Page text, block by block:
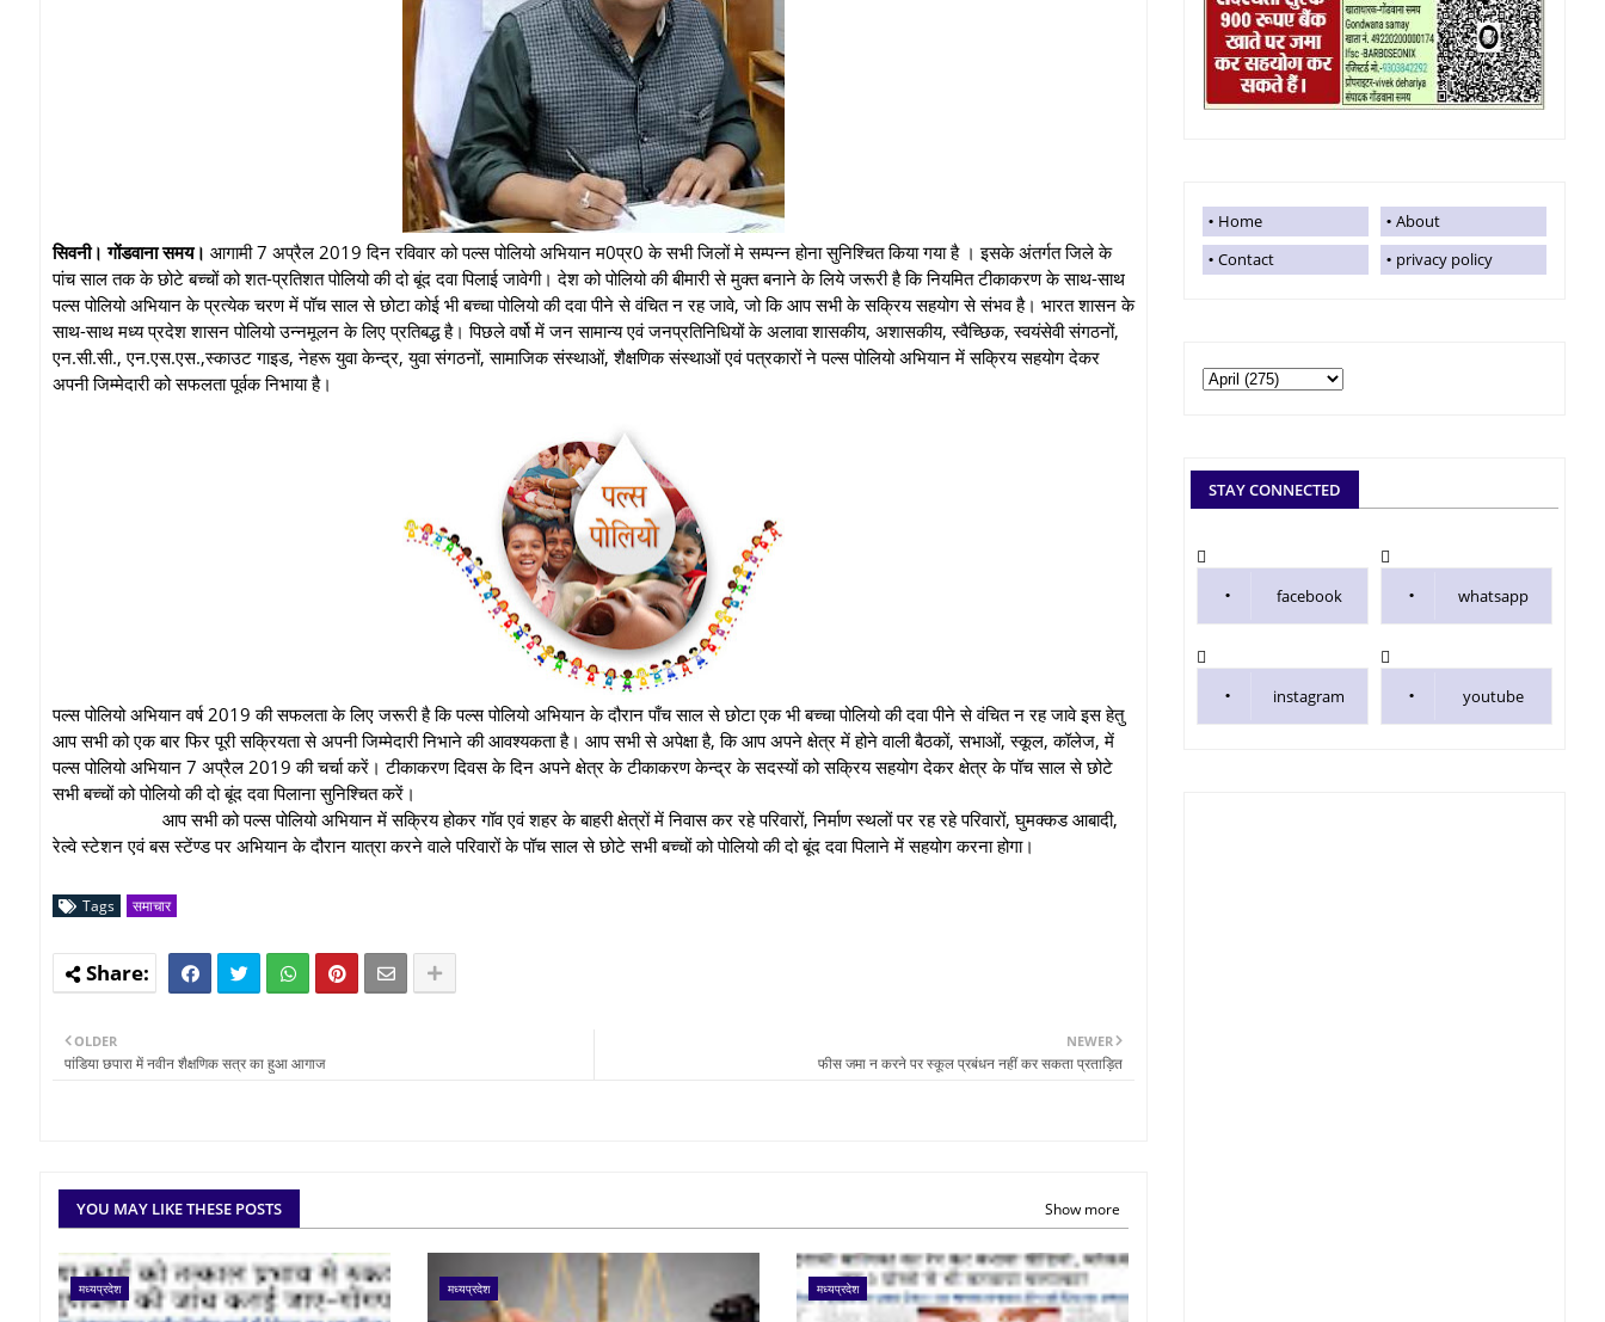
सिवनी। गोंडवाना समय। आगामी 7 अप्रैल 2019 दिन रविवार को पल्स पोलियो अभियान म0प्र0 के सभी जिलों मे सम्पन्न होना सुनिश्चित किया गया है । इसके अंतर्गत जिले के
पांच साल तक के छोटे बच्चों को शत-प्रतिशत पोलियो की दो बूंद दवा पिलाई जावेगी। देश को पोलियो की बीमारी से मुक्त बनाने के लिये जरूरी है कि नियमित टीकाकरण के साथ-साथ
पल्स पोलियो अभियान के प्रत्येक चरण में पॉच साल से छोटा कोई भी बच्चा पोलियो की दवा पीने से वंचित न रह जावे, जो कि आप सभी के सक्रिय सहयोग से संभव है। भारत शासन के
साथ-साथ मध्य प्रदेश शासन पोलियो उन्नमूलन के लिए प्रतिबद्ध है। पिछले वर्षो में जन सामान्य एवं जनप्रतिनिधियों के अलावा शासकीय, अशासकीय, स्वैच्छिक, स्वयंसेवी संगठनों,
एन.सी.सी., एन.एस.एस.,स्काउट गाइड, नेहरू युवा केन्द्र, युवा संगठनों, सामाजिक संस्थाओं, शैक्षणिक संस्थाओं एवं पत्रकारों ने पल्स पोलियो अभियान में सक्रिय सहयोग देकर
अपनी जिम्मेदारी को सफलता पूर्वक निभाया है।
पल्स पोलियो अभियान वर्ष 2019 की सफलता के लिए जरूरी है कि पल्स पोलियो अभियान के दौरान पाँच साल से छोटा एक भी बच्चा पोलियो की दवा पीने से वंचित न रह जावे इस हेतु
आप सभी को एक बार फिर पूरी सक्रियता से अपनी जिम्मेदारी निभाने की आवश्यकता है। आप सभी से अपेक्षा है, कि आप अपने क्षेत्र में होने वाली बैठकों, सभाओं, स्कूल, कॉलेज, में
पल्स पोलियो अभियान 7 अप्रैल 2019 की चर्चा करें। टीकाकरण दिवस के दिन अपने क्षेत्र के टीकाकरण केन्द्र के सदस्यों को सक्रिय सहयोग देकर क्षेत्र के पॉच साल से छोटे
सभी बच्चों को पोलियो की दो बूंद दवा पिलाना सुनिश्चित करें।
आप सभी को पल्स पोलियो अभियान में सक्रिय होकर गॉव एवं शहर के बाहरी क्षेत्रों में निवास कर रहे परिवारों, निर्माण स्थलों पर रह रहे परिवारों, घुमक्कड आबादी,
रेल्वे स्टेशन एवं बस स्टेंण्ड पर अभियान के दौरान यात्रा करने वाले परिवारों के पॉच साल से छोटे सभी बच्चों को पोलियो की दो बूंद दवा पिलाने में सहयोग करना होगा।
Tags समाचार
NEWER
फीस जमा न करने पर स्कूल प्रबंधन नहीं कर सकता प्रताड़ित
OLDER
पांडिया छपारा में नवीन शैक्षणिक सत्र का हुआ आगाज
YOU MAY LIKE THESE POSTS Show more
मध्यप्रदेश मध्यप्रदेश मध्यप्रदेश
Home
About
Contact
privacy policy
STAY CONNECTED
facebook whatsapp
instagram youtube